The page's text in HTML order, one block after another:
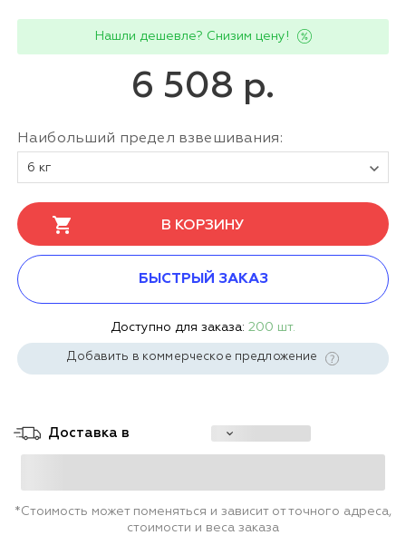
Нашли дешевле? Снизим цену!
6 508 р.
Наибольший предел взвешивания:
6 кг
В КОРЗИНУ
БЫСТРЫЙ ЗАКАЗ
Доступно для заказа: 200 шт.
Добавить в коммерческое предложение
Доставка в
*Стоимость может поменяться и зависит от точного адреса,
стоимости и веса заказа